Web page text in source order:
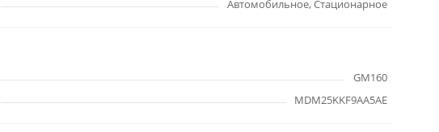
Автомобильное, Стационарное
GM160
MDM25KKF9AA5AE